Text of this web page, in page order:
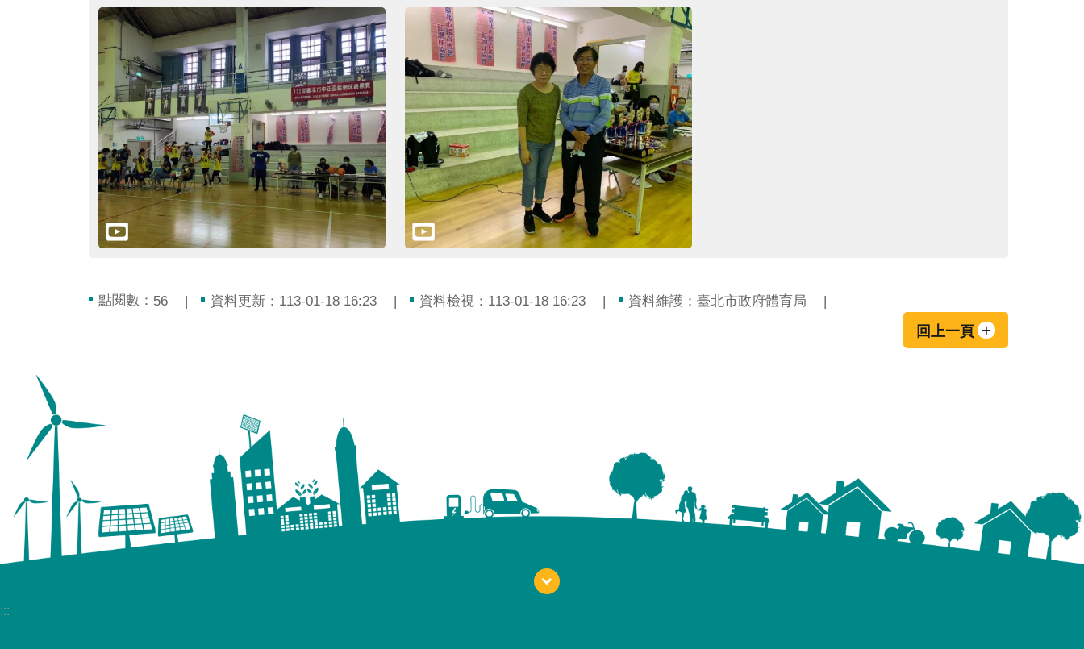
點閱數： 56 資料更新：113-01-18 16:23 資料檢視：113-01-18 16:23 資料維護：臺北市政府體育局
回上一頁
:::